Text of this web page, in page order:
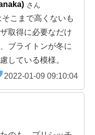
さん
こまで高くないも
取得に必要なだけ
ブライトンが冬に
している模様。
2022-01-09 09:10:04